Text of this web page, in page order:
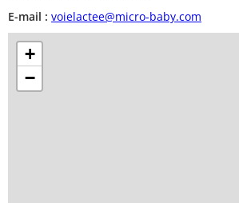
E-mail : voielactee@micro-baby.com
+
−